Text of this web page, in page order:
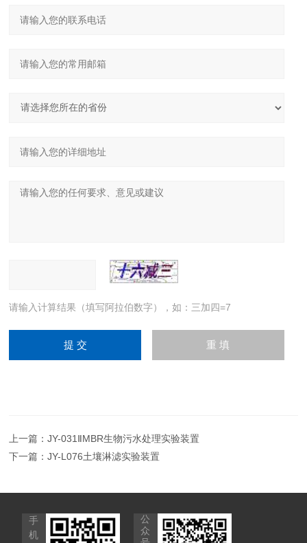
请输入计算结果（填写阿拉伯数字），如：三加四=7
上一篇：JY-031ⅡMBR生物污水处理实验装置
下一篇：JY-L076土壤淋滤实验装置
手
机
公
众